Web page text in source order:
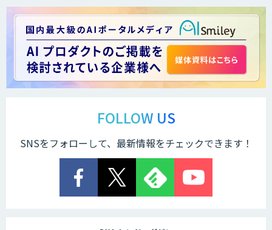
データ分析/AI開発/コンサルティング
STORM Platform
FOLLOW US
SNSをフォローして、最新情報をチェックできます！